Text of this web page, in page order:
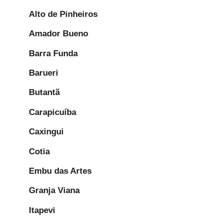
Alto de Pinheiros
Amador Bueno
Barra Funda
Barueri
Butantã
Carapicuíba
Caxingui
Cotia
Embu das Artes
Granja Viana
Itapevi